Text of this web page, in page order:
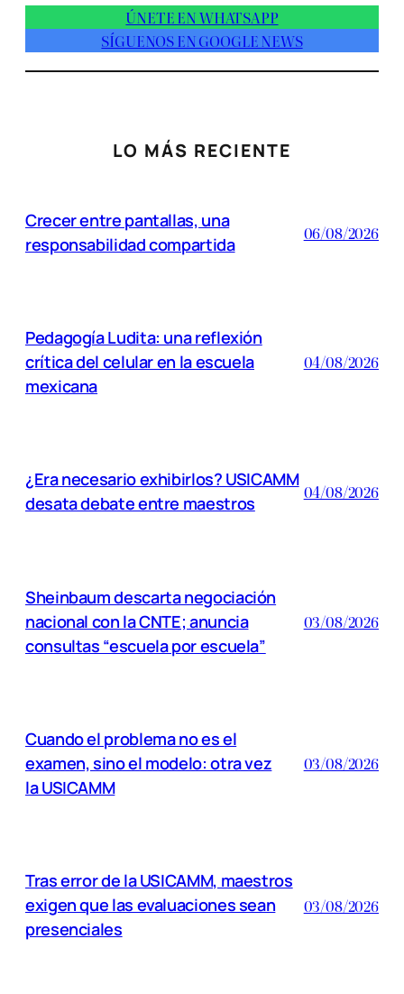
ÚNETE EN WHATSAPP
SÍGUENOS EN GOOGLE NEWS
LO MÁS RECIENTE
Crecer entre pantallas, una
responsabilidad compartida
06/08/2026
Pedagogía Ludita: una reflexión
crítica del celular en la escuela
mexicana
04/08/2026
¿Era necesario exhibirlos? USICAMM
desata debate entre maestros
04/08/2026
Sheinbaum descarta negociación
nacional con la CNTE; anuncia
consultas “escuela por escuela”
03/08/2026
Cuando el problema no es el
examen, sino el modelo: otra vez
la USICAMM
03/08/2026
Tras error de la USICAMM, maestros
exigen que las evaluaciones sean
presenciales
03/08/2026